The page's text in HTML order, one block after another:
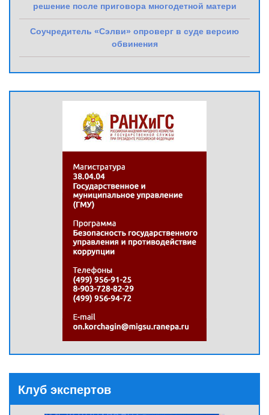
решение после приговора многодетной матери
Соучредитель «Сэлви» опроверг в суде версию
обвинения
Клуб экспертов